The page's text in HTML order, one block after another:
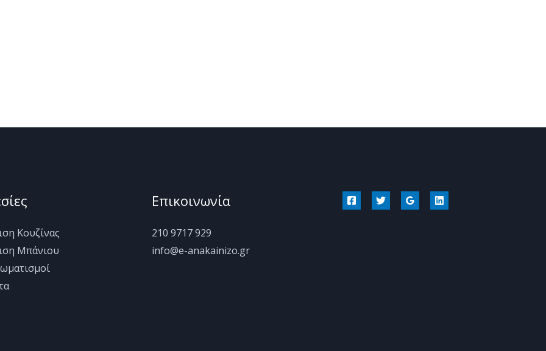
Κουζίνας
Μπάνιου
Επικοινωνία
210 9717 929
info@e-anakainizo.gr